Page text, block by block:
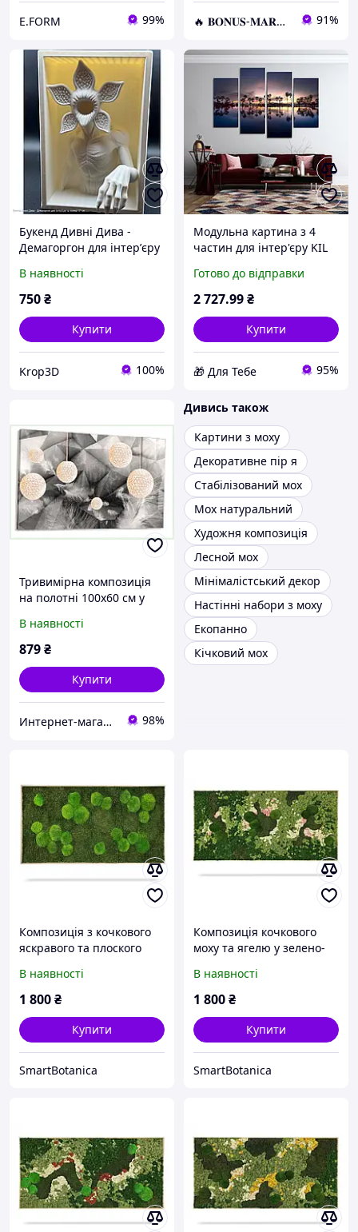
E.FORM 99% 🔥 𝐁𝐎𝐍𝐔𝐒-𝐌𝐀𝐑𝐊𝐄𝐓 🔥 – Трендові товари по найкращім цінам 91%
Букенд Дивні Дива -
Демагоргон для інтерʼєру
В наявності
750₴
Купити
Krop3D 100%
Модульна картина з 4
частин для інтер'єру KIL
149x106 см (M4_XL_627)
D6-2025
Готово до відправки
2 727.99₴
Купити
🎁 Для Тебе 95%
Тривимірна композиція
на полотні 100х60 см у
8B8267X50B
В наявності
879₴
Купити
Интернет-магазин "SmartShop" 98%
Дивись також
Картини з моху
Декоративне пір я
Стабілізований мох
Мох натуральний
Художня композиція
Лесной мох
Мінімалістський декор
Настінні набори з моху
Екопанно
Кічковий мох
Композиція з кочкового
яскравого та плоского
кольору
В наявності
1 800₴
Купити
SmartBotanica
Композиція кочкового
моху та ягелю у зелено-
Пелюстковий цвіт
В наявності
1 800₴
Купити
SmartBotanica